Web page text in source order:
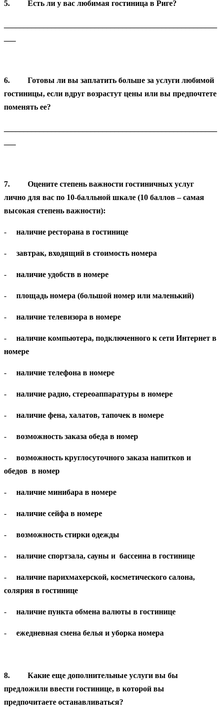
5. Есть ли у вас любимая гостиница в Риге?
6. Готовы ли вы заплатить больше за услуги любимой
гостиницы, если вдруг возрастут цены или вы предпочтете
поменять ее?
7. Оцените степень важности гостиничных услуг
лично для вас по 10-балльной шкале (10 баллов – самая
высокая степень важности):
- наличие ресторана в гостинице
- завтрак, входящий в стоимость номера
- наличие удобств в номере
- площадь номера (большой номер или маленький)
- наличие телевизора в номере
- наличие компьютера, подключенного к сети Интернет в
номере
- наличие телефона в номере
- наличие радио, стереоаппаратуры в номере
- наличие фена, халатов, тапочек в номере
- возможность заказа обеда в номер
- возможность круглосуточного заказа напитков и
обедов в номер
- наличие минибара в номере
- наличие сейфа в номере
- возможность стирки одежды
- наличие спортзала, сауны и бассеина в гостинице
- наличие парихмахерской, косметического салона,
солярия в гостинице
- наличие пункта обмена валюты в гостинице
- ежедневная смена белья и уборка номера
8. Какие еще дополнительные услуги вы бы
предложили ввести гостинице, в которой вы
предпочитаете останавливаться?